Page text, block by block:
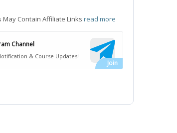
Contain Affiliate Links read more
Channel
& Course Updates!